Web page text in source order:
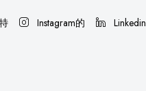
Instagram的 Linkedin